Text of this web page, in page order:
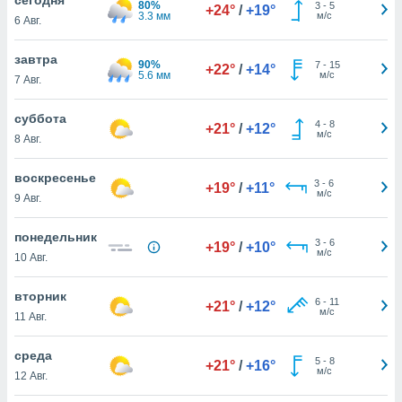
действия
на веб-
основе.
нашей
cookie
в
ВЫ
6 Авг.
80%
3.3 мм
+24° / +19° 3- 5
м/с
завтра
7 Авг.
90%
5.6 мм
+22° / +14° 7- 15
м/с
суббота
8 Авг.
+21° / +12° 4- 8
м/с
воскресенье
9 Авг.
+19° / +11° 3 -6
м/с
понедельник
10 Авг.
+19° / +10° 3- 6
м/с
вторник
11 Авг.
+21° / +12° 6- 11
м/с
среда
12 Авг.
+21° / +16° 5- 8
м/с